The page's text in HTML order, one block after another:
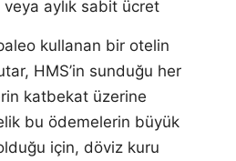
veya aylık sabit ücret
kullanan bir otelin
HMS’in sunduğu her
katbekat üzerine
bu ödemelerin büyük
için, döviz kuru